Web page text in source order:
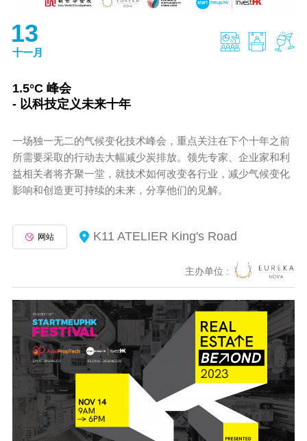
13
十一月
1.5°C 峰会
- 以科技定义未来十年
一场独一无二的气候变化技术峰会，重点关注在下个十年之前
所需要采取的行动去大幅减少炭排放。领先专家、企业家和利
益相关者将齐聚一堂，就技术如何改变各行业，减少气候变化
影响和创造更可持续的未来，分享他们的见解。
网站 K11 ATELIER King's Road
主办单位 :